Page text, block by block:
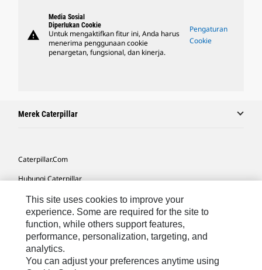
warning
Media Sosial
Diperlukan Cookie
Untuk mengaktifkan fitur ini, Anda harus
menerima penggunaan cookie
penargetan, fungsional, dan kinerja.
Pengaturan
Cookie
Merek Caterpillar
Caterpillar.com
Hubungi Caterpillar
Preferensi Pemasaran Saya
Peta Situs
Cookie Settings
Hukum
This site uses cookies to improve your
experience. Some are required for the site to
function, while others support features,
performance, personalization, targeting, and
analytics.
You can adjust your preferences anytime using